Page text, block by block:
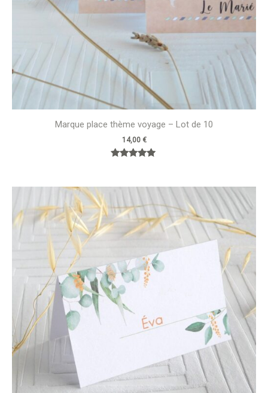
Marque place thème voyage – Lot de 10
14,00 €
prix :
10,00 €
14,00 €